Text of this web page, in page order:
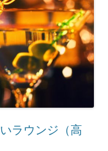
ラウンジ（高